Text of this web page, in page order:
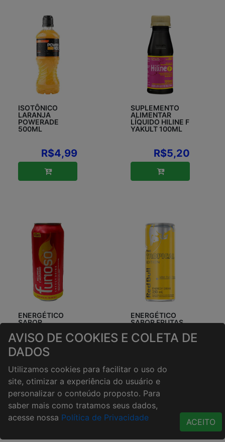
ISOTÔNICO
LARANJA
POWERADE
500ML
R$4,99
SUPLEMENTO
ALIMENTAR
LÍQUIDO HILINE F
YAKULT 100ML
R$5,20
ENERGÉTICO
SABOR
MORANGO
FURIOSO 473ML
ENERGÉTICO
SABOR FRUTAS
BULL 250ML
ÁGUAS DE COCO Veja mais
AVISO DE COOKIES E COLETA DE
DADOS
Utilizamos cookies para facilitar o uso do
site, otimizar a experiência do usuário e
personalizar o conteúdo proposto. Para
saber mais como tratamos seus dados,
acesse nossa Política de Privacidade ACEITO